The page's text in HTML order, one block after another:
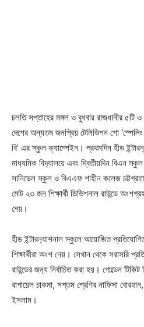
চলতি সপ্তাহের মঙ্গল ও বুধবার রাজধানীর ৫টি
দেশের অন্যতম জনপ্রিয় টেলিভিশন শো
বি’ এর স্কুল ক্যাম্পেইন। প্রথমদিন হীড
মাধ‌্যমিক বিদ‌্যালয়ে এবং দ্বিতীয়দিন বিএন
সানিডেল স্কুল ও বিএএফ শাহীন কলেজ
মোট ২৩ জন শিক্ষার্থী ডিভিশনাল রাউন্ডে
নেয়।
হীড ইন্টারন‌্যাশনাল স্কুলে আয়োজিত
শিক্ষার্থীরা অংশ নেয়। সেখান থেকে সরাসরি
রাউন্ডের জন‌্য নির্বাচিত করা হয়। গোল্ডেন
রাপায়েল চাকমা, সপ্তম শ্রেণির নাফিসা
ইসলাম।